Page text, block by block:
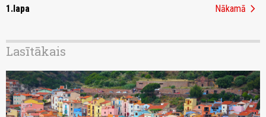
1.lapa Nākamā chevron_right
Lasītākais